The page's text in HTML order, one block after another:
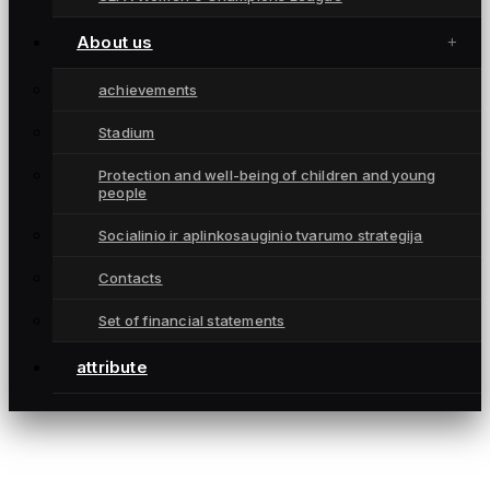
About us
achievements
Stadium
Protection and well-being of children and young
people
Socialinio ir aplinkosauginio tvarumo strategija
Contacts
Set of financial statements
attribute
5 August 2026 / 16:30 UTC